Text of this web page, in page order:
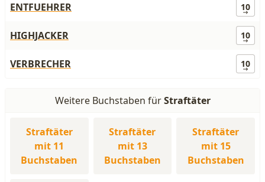
ENTFUEHRER 10
HIGHJACKER 10
VERBRECHER 10
Weitere Buchstaben fürStraftäter
Straftäter
mit 11
Buchstaben
Straftäter
mit 13
Buchstaben
Straftäter
mit 15
Buchstaben